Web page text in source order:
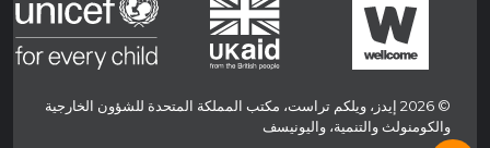
© 2026 إيدز، ويلكم تراست، مكتب المملكة المتحدة للشؤون الخارجية
والكومنولث والتنمية، واليونيسف